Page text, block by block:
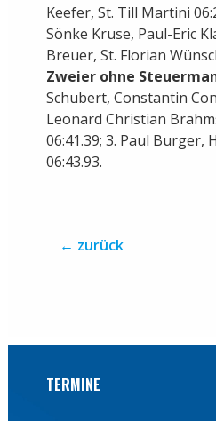
Keefer, St. Till Martini
Sönke Kruse, Paul-Eric
Breuer, St. Florian
Zweier ohne
Schubert, Constantin
Leonard Christian
06:41.39; 3. Paul Burger,
06:43.93.
← zurück
TERMINE